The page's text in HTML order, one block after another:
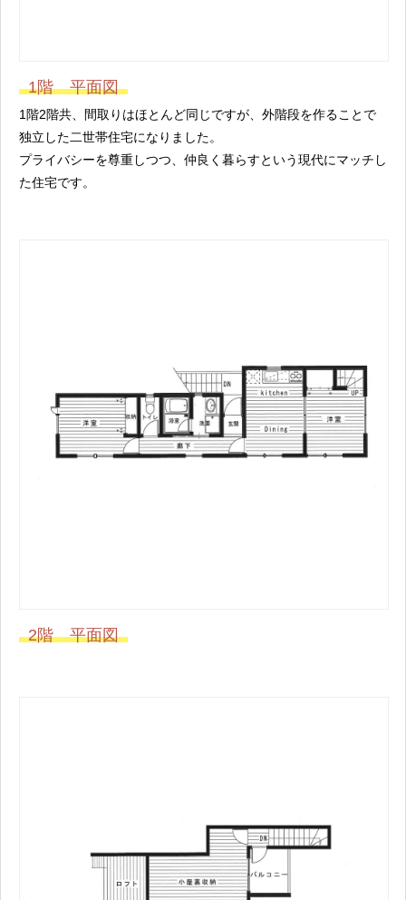
1階 平面図
1階2階共、間取りはほとんど同じですが、外階段を作ることで
独立した二世帯住宅になりました。
プライバシーを尊重しつつ、仲良く暮らすという現代にマッチし
た住宅です。
2階 平面図